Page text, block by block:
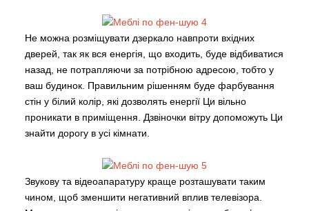
Не можна розміщувати дзеркало навпроти вхідних
дверей, так як вся енергія, що входить, буде відбиватися
назад, не потрапляючи за потрібною адресою, тобто у
ваш будинок. Правильним рішенням буде фарбування
стін у білий колір, які дозволять енергії Ци вільно
проникати в приміщення. Дзвіночки вітру допоможуть Ци
знайти дорогу в усі кімнати.
Звукову та відеоапаратуру краще розташувати таким
чином, щоб зменшити негативний вплив телевізора.